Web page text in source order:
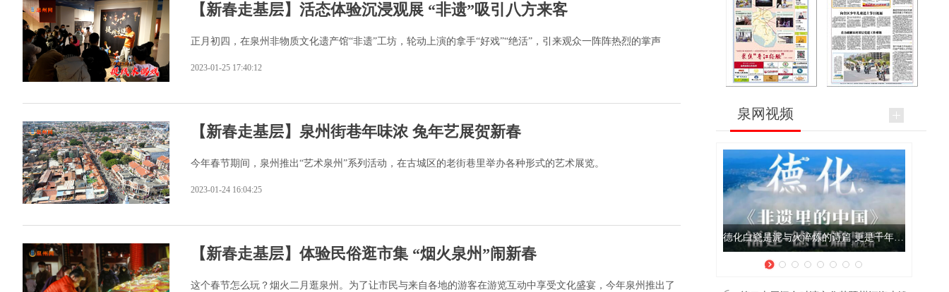
【新春走基层】活态体验沉浸观展 “非遗”吸引八方来客
正月初四，在泉州非物质文化遗产馆“非遗”工坊，轮动上演的拿手“好戏”“绝活”，引来观众一阵阵热烈的掌声
2023-01-25 17:40:12
【新春走基层】泉州街巷年味浓 兔年艺展贺新春
今年春节期间，泉州推出“艺术泉州”系列活动，在古城区的老街巷里举办各种形式的艺术展览。
2023-01-24 16:04:25
【新春走基层】体验民俗逛市集 “烟火泉州”闹新春
这个春节怎么玩？烟火二月逛泉州。为了让市民与来自各地的游客在游览互动中享受文化盛宴，今年泉州推出了
泉网视频